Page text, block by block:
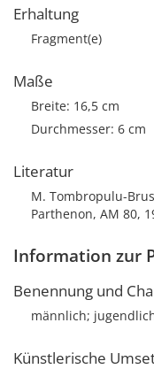
Erhaltung
Fragment(e)
Maße
Breite: 16,5 cm
Durchmesser: 6 cm
Literatur
M. Tombropulu-
Parthenon, AM 80,
Information zur
Benennung und
männlich;
Künstlerische